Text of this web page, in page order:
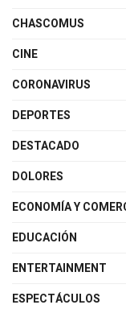
CHASCOMUS
CINE
CORONAVIRUS
DEPORTES
DESTACADO
DOLORES
ECONOMÍA Y
EDUCACIÓN
ENTERTAINMENT
ESPECTÁCULOS